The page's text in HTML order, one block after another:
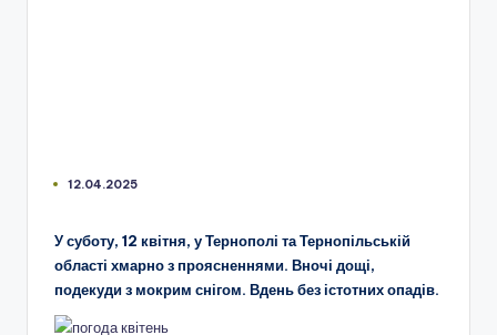
12.04.2025
У суботу, 12 квітня, у Тернополі та Тернопільській
області хмарно з проясненнями. Вночі дощі,
подекуди з мокрим снігом. Вдень без істотних опадів.